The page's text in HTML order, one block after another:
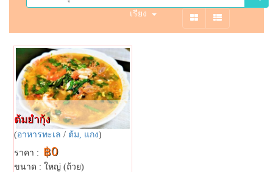
เรียง
ต้มยำกุ้ง
(อาหารทะเล / ต้ม, แกง)
ราคา : ฿0
ขนาด : ใหญ่ (ถ้วย)